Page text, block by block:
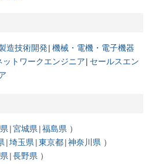
造技術開発 機械・電機・電子機器
ットワークエンジニア
セールスエン
宮城県 福島県
埼玉県 東京都 神奈川県
長野県